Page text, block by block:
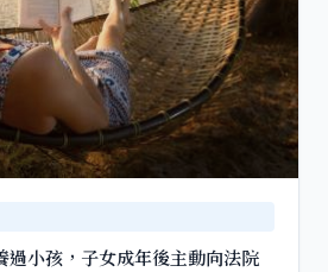
過小孩，子女成年後主動向法院